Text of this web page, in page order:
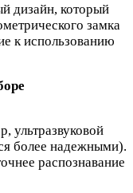
дизайн, который
замка
к использованию
ультразвуковой
более надежными).
распознавание